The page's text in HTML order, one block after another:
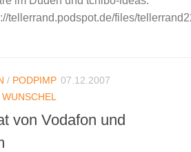
tellerrand.podspot.de/files/
/ PODPIMP 07.12.2007
von Vodafon und